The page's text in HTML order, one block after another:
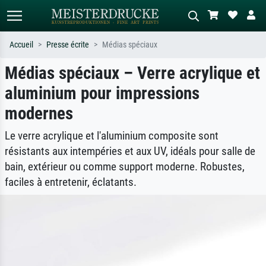
Recherche standard Recherche d'images IA
Recherchez par artiste, titre ou style –
ex. Monet, Nuit étoilée,
impressionnisme, vague de Hokusai,
nu.
Décrivez la scène – ex. prairie verte,
abstrait avec beaucoup de rouge,
Accueil Presse écrite Médias spéciaux
Médias spéciaux – Verre acrylique et
aluminium pour impressions
modernes
Le verre acrylique et l'aluminium composite sont
résistants aux intempéries et aux UV, idéals pour salle de
bain, extérieur ou comme support moderne. Robustes,
faciles à entretenir, éclatants.